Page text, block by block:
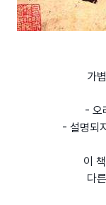
가
- 오
- 설명되
이
다